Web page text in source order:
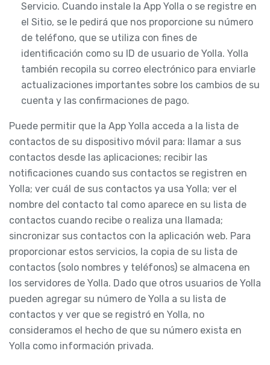
Servicio. Cuando instale la App Yolla o se registre en
el Sitio, se le pedirá que nos proporcione su número
de teléfono, que se utiliza con fines de
identificación como su ID de usuario de Yolla. Yolla
también recopila su correo electrónico para enviarle
actualizaciones importantes sobre los cambios de su
cuenta y las confirmaciones de pago.
Puede permitir que la App Yolla acceda a la lista de
contactos de su dispositivo móvil para: llamar a sus
contactos desde las aplicaciones; recibir las
notificaciones cuando sus contactos se registren en
Yolla; ver cuál de sus contactos ya usa Yolla; ver el
nombre del contacto tal como aparece en su lista de
contactos cuando recibe o realiza una llamada;
sincronizar sus contactos con la aplicación web. Para
proporcionar estos servicios, la copia de su lista de
contactos (solo nombres y teléfonos) se almacena en
los servidores de Yolla. Dado que otros usuarios de Yolla
pueden agregar su número de Yolla a su lista de
contactos y ver que se registró en Yolla, no
consideramos el hecho de que su número exista en
Yolla como información privada.